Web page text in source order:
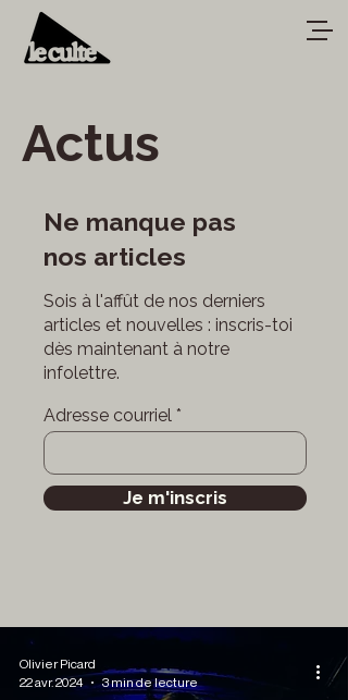
Actus
Ne manque pas
nos articles
Sois à l'affût de nos derniers
articles et nouvelles : inscris-toi
dès maintenant à notre
infolettre.
Adresse courriel
Je m'inscris
Olivier Picard
22 avr. 2024
3 min de lecture